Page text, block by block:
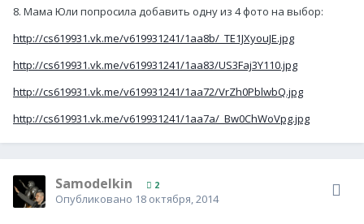
8. Мама Юли попросила добавить одну из 4 фото на выбор:
http://cs619931.vk.me/v619931241/1aa8b/_TE1JXyouJE.jpg
http://cs619931.vk.me/v619931241/1aa83/US3Faj3Y110.jpg
http://cs619931.vk.me/v619931241/1aa72/VrZh0PblwbQ.jpg
http://cs619931.vk.me/v619931241/1aa7a/_Bw0ChWoVpg.jpg
Samodelkin 2
Опубликовано 18 октября, 2014